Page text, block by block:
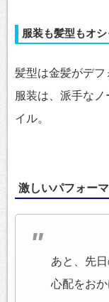
服装も髪型もオ
髪型は金髪がデフ
服装は、派手な
イル。
激しいパフォー
あと、先
心配をお